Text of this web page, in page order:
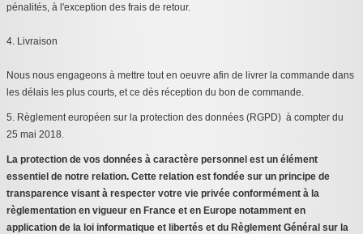
pénalités, à l'exception des frais de retour.
4. Livraison
Nous nous engageons à mettre tout en oeuvre afin de livrer la commande dans
les délais les plus courts, et ce dès réception du bon de commande.
5. Règlement européen sur la protection des données (RGPD) à compter du
25 mai 2018.
La protection de vos données à caractère personnel est un élément
essentiel de notre relation. Cette relation est fondée sur un principe de
transparence visant à respecter votre vie privée conformément à la
règlementation en vigueur en France et en Europe notamment en
application de la loi informatique et libertés et du Règlement Général sur la